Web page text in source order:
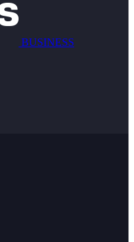
BUSINESS